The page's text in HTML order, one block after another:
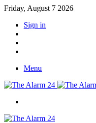
Friday, August 7 2026
Sign in
Menu